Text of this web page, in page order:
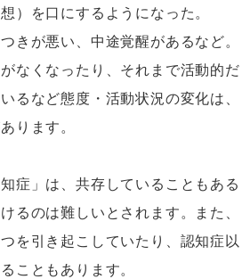
）を口にするようになった。
きが悪い、中途覚醒があるなど。
なくなったり、それまで活動的だ
るなど態度・活動状況の変化は、
ります。
症」は、共存していることもある
るのは難しいとされます。また、
を引き起こしていたり、認知症以
こともあります。